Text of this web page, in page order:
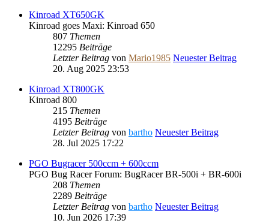
Kinroad XT650GK
Kinroad goes Maxi: Kinroad 650
807 Themen
12295 Beiträge
Letzter Beitrag von Mario1985 Neuester Beitrag
20. Aug 2025 23:53
Kinroad XT800GK
Kinroad 800
215 Themen
4195 Beiträge
Letzter Beitrag von bartho Neuester Beitrag
28. Jul 2025 17:22
PGO Bugracer 500ccm + 600ccm
PGO Bug Racer Forum: BugRacer BR-500i + BR-600i
208 Themen
2289 Beiträge
Letzter Beitrag von bartho Neuester Beitrag
10. Jun 2026 17:39